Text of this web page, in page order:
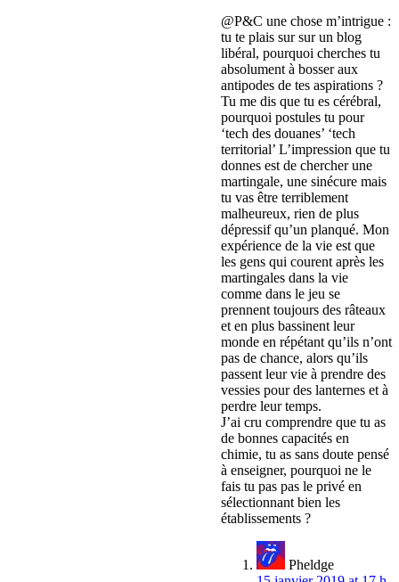
@P&C une chose m’intrigue :
tu te plais sur sur un blog
libéral, pourquoi cherches tu
absolument à bosser aux
antipodes de tes aspirations ?
Tu me dis que tu es cérébral,
pourquoi postules tu pour
‘tech des douanes’ ‘tech
territorial’ L’impression que tu
donnes est de chercher une
martingale, une sinécure mais
tu vas être terriblement
malheureux, rien de plus
dépressif qu’un planqué. Mon
expérience de la vie est que
les gens qui courent après les
martingales dans la vie
comme dans le jeu se
prennent toujours des râteaux
et en plus bassinent leur
monde en répétant qu’ils n’ont
pas de chance, alors qu’ils
passent leur vie à prendre des
vessies pour des lanternes et à
perdre leur temps.
J’ai cru comprendre que tu as
de bonnes capacités en
chimie, tu as sans doute pensé
à enseigner, pourquoi ne le
fais tu pas pas le privé en
sélectionnant bien les
établissements ?
Pheldge